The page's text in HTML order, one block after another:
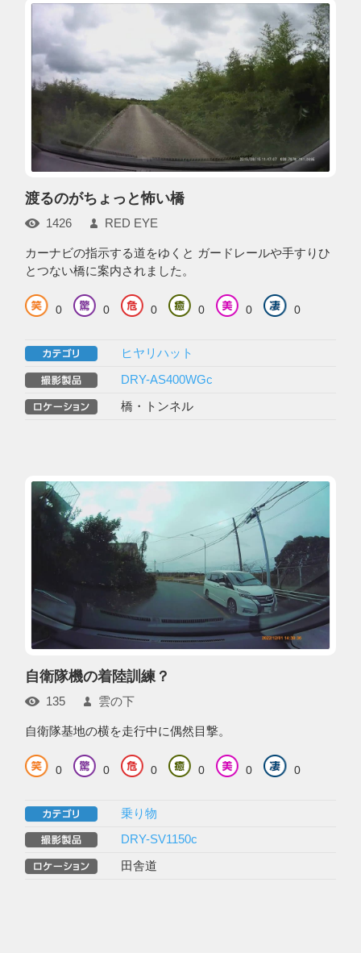
渡るのがちょっと怖い橋
1426 RED EYE
カーナビの指示する道をゆくと ガードレールや手すりひ
とつない橋に案内されました。
0 0 0 0 0 0
ヒヤリハット
DRY-AS400WGc
橋・トンネル
自衛隊機の着陸訓練？
135 雲の下
自衛隊基地の横を走行中に偶然目撃。
0 0 0 0 0 0
乗り物
DRY-SV1150c
田舎道